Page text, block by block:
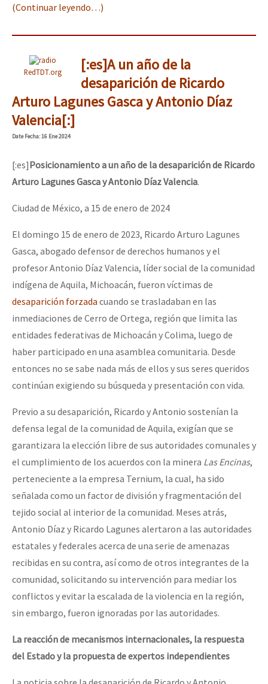
(Continuar leyendo…)
RedTDT.org
[:es]A un año de la
desaparición de Ricardo
Arturo Lagunes Gasca y Antonio Díaz
Valencia[:]
DateFecha: 16 Ene 2024
[:es]Posicionamiento a un año de la desaparición de Ricardo
Arturo Lagunes Gasca y Antonio Díaz Valencia.
Ciudad de México, a 15 de enero de 2024
El domingo 15 de enero de 2023, Ricardo Arturo Lagunes
Gasca, abogado defensor de derechos humanos y el
profesor Antonio Díaz Valencia, líder social de la comunidad
indígena de Aquila, Michoacán, fueron víctimas de
desaparición forzada cuando se trasladaban en las
inmediaciones de Cerro de Ortega, región que limita las
entidades federativas de Michoacán y Colima, luego de
haber participado en una asamblea comunitaria. Desde
entonces no se sabe nada más de ellos y sus seres queridos
continúan exigiendo su búsqueda y presentación con vida.
Previo a su desaparición, Ricardo y Antonio sostenían la
defensa legal de la comunidad de Aquila, exigían que se
garantizara la elección libre de sus autoridades comunales y
el cumplimiento de los acuerdos con la minera Las Encinas,
perteneciente a la empresa Ternium, la cual, ha sido
señalada como un factor de división y fragmentación del
tejido social al interior de la comunidad. Meses atrás,
Antonio Díaz y Ricardo Lagunes alertaron a las autoridades
estatales y federales acerca de una serie de amenazas
recibidas en su contra, así como de otros integrantes de la
comunidad, solicitando su intervención para mediar los
conflictos y evitar la escalada de la violencia en la región,
sin embargo, fueron ignoradas por las autoridades.
La reacción de mecanismos internacionales, la respuesta
del Estado y la propuesta de expertos independientes